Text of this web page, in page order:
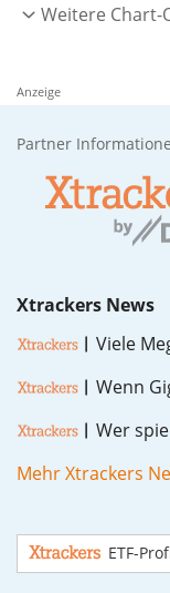
Weitere Chart-
Anzeige
Partner
Xtrackers News
Vie­le
Wenn
Wer
Mehr Xtrackers
ETF-